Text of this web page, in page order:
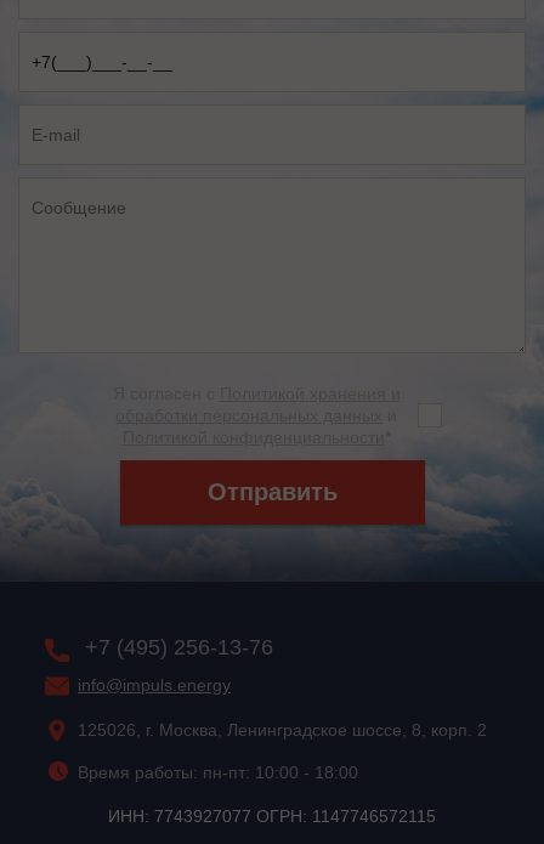
Отправить
+7 (495) 256-13-76
info@impuls.energy
125026, г. Москва, Ленинградское шоссе, 8, корп. 2
Время работы: пн-пт: 10:00 - 18:00
ИНН: 7743927077 ОГРН: 1147746572115